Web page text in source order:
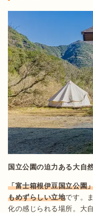
国立公園の迫力ある大自
「富士箱根伊豆国立公園
もめずらしい立地です。
化の感じられる場所。大